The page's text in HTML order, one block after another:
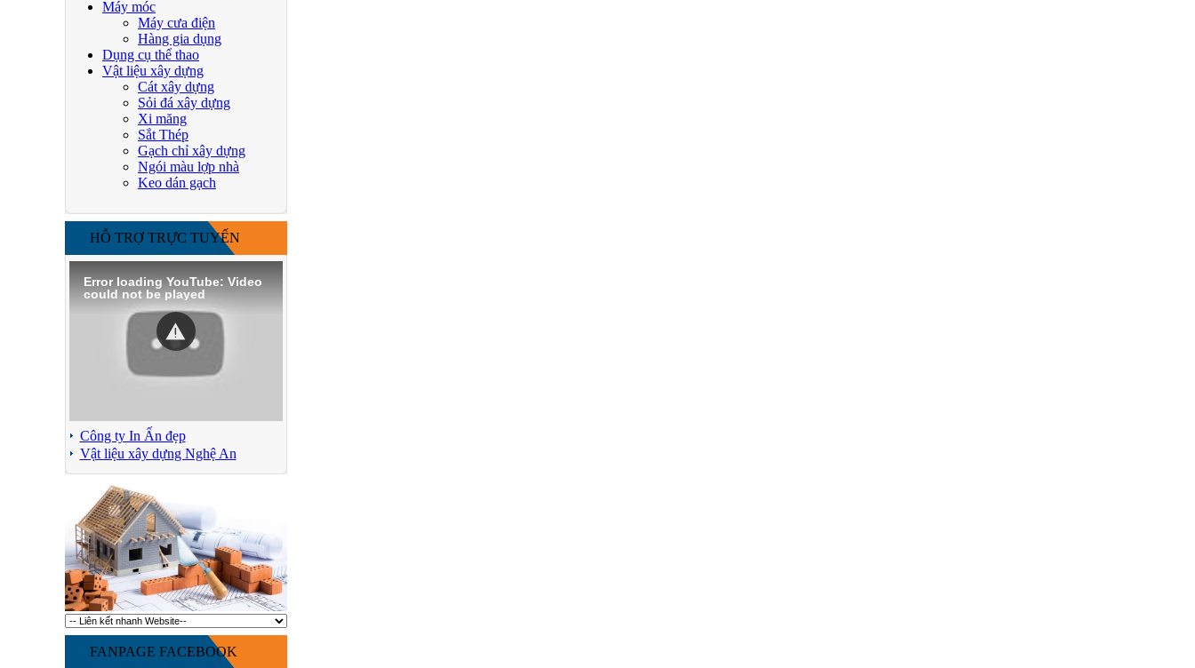
Máy móc
Máy cưa điện
Hàng gia dụng
Dụng cụ thể thao
Vật liệu xây dựng
Cát xây dựng
Sỏi đá xây dựng
Xi măng
Sắt Thép
Gạch chỉ xây dựng
Ngói màu lợp nhà
Keo dán gạch
HỖ TRỢ TRỰC TUYẾN
Error loading YouTube: Video
could not be played
Công ty In Ấn đẹp
Vật liệu xây dựng Nghệ An
FANPAGE FACEBOOK